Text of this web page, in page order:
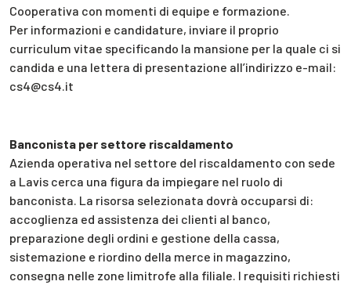
Cooperativa con momenti di equipe e formazione.
Per informazioni e candidature, inviare il proprio
curriculum vitae specificando la mansione per la quale ci si
candida e una lettera di presentazione all’indirizzo e-mail:
cs4@cs4.it
Banconista per settore riscaldamento
Azienda operativa nel settore del riscaldamento con sede
a Lavis cerca una figura da impiegare nel ruolo di
banconista. La risorsa selezionata dovrà occuparsi di:
accoglienza ed assistenza dei clienti al banco,
preparazione degli ordini e gestione della cassa,
sistemazione e riordino della merce in magazzino,
consegna nelle zone limitrofe alla filiale. I requisiti richiesti